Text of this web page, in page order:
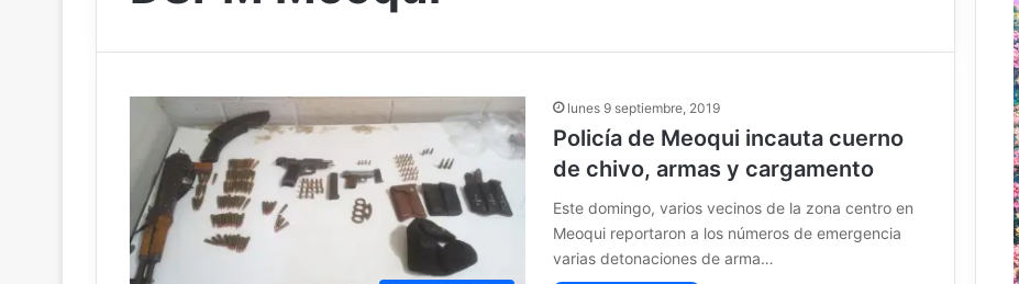
lunes 9 septiembre, 2019
Policía de Meoqui incauta cuerno
de chivo, armas y cargamento
Este domingo, varios vecinos de la zona centro en
Meoqui reportaron a los números de emergencia
varias detonaciones de arma…